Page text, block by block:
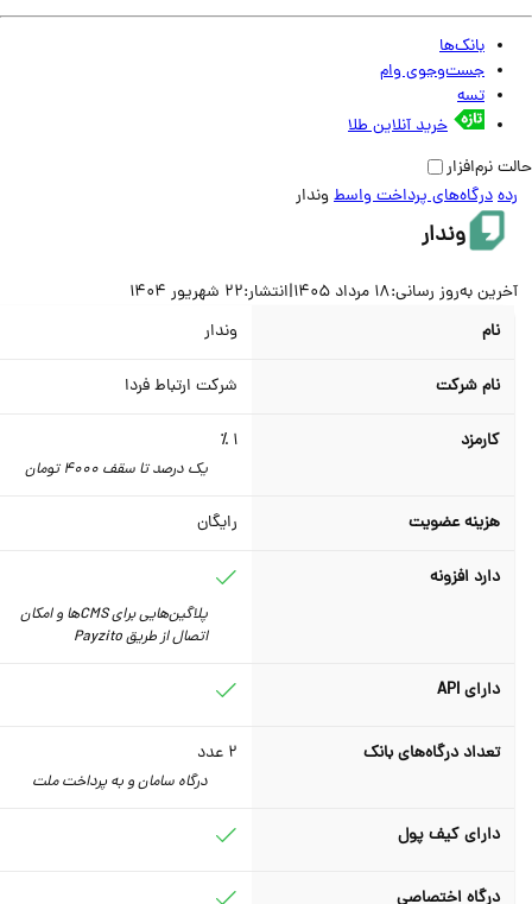
بانک‌ها
جست‌وجوی وام
تسه
خرید آنلاین طلا
درگاه‌های پرداخت واسطوندار
وندار
به‌روز رسانی:18 مرداد 1405 |انتشار:22 شهریور 1404
وندار
نام شرکت شرکت ارتباط فردا
کارمزد
یک درصد تا سقف 4000 تومان
هزینه عضویت رایگان
دارد افزونه
پلاگین‌هایی برای CMSها و امکان
اتصال از طریق Payzito
دارای API
تعداد درگاه‌های بانک عدد
درگاه سامان و به پرداخت ملت
دارای کیف پول
درگاه اختصاصی